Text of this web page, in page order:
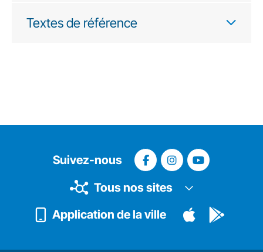
Textes de référence
Suivez-nous
Tous nos sites
Application de la ville